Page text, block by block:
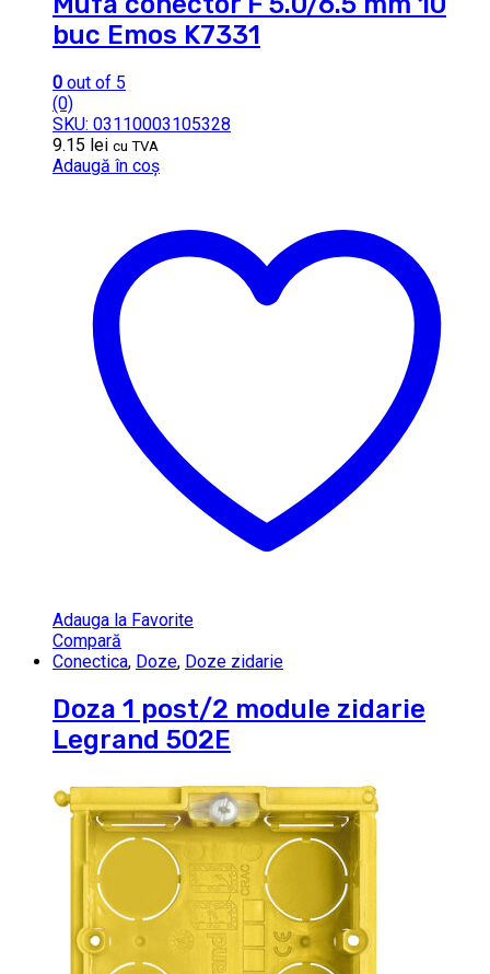
buc Emos K7331
0 out of 5
(0)
SKU: 03110003105328
9.15 lei cu TVA
Adaugă în coș
Adauga la Favorite
Compară
Conectica, Doze, Doze zidarie
Doza 1 post/2 module zidarie
Legrand 502E